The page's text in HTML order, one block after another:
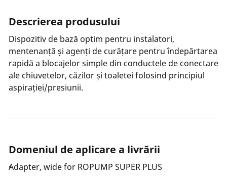
Descrierea produsului
Dispozitiv de bază optim pentru instalatori,
mentenanță și agenți de curățare pentru îndepărtarea
rapidă a blocajelor simple din conductele de conectare
ale chiuvetelor, căzilor și toaletei folosind principiul
aspirației/presiunii.
Domeniul de aplicare a livrării
Adapter, wide for ROPUMP SUPER PLUS